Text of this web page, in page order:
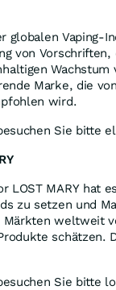
globalen Vaping-
von Vorschriften,
Marke, die
wird.
Sie bitte
LOST MARY hat
zu setzen und
Märkten weltweit
Sie bitte